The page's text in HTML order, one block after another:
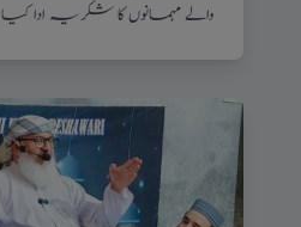
والے مہمانوں کا شکریہ ادا کیا